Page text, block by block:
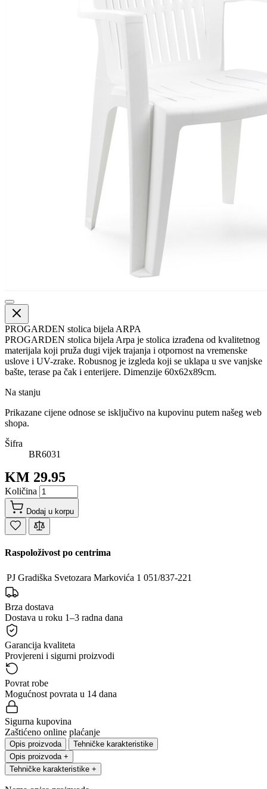
PROGARDEN stolica bijela ARPA
PROGARDEN stolica bijela Arpa je stolica izrađena od kvalitetnog
materijala koji pruža dugi vijek trajanja i otpornost na vremenske
uslove i UV-zrake. Robusnog je izgleda koji se uklapa u sve vanjske
bašte, terase pa čak i enterijere. Dimenzije 60x62x89cm.
Na stanju
Prikazane cijene odnose se isključivo na kupovinu putem našeg web
shopa.
Šifra
BR6031
KM 29.95
Količina
Dodaj u korpu
Raspoloživost po centrima
PJ Gradiška Svetozara Markovića 1 051/837-221
Brza dostava
Dostava u roku 1–3 radna dana
Garancija kvaliteta
Provjereni i sigurni proizvodi
Povrat robe
Mogućnost povrata u 14 dana
Sigurna kupovina
Zaštićeno online plaćanje
Opis proizvoda
Tehničke karakteristike
Opis proizvoda +
Tehničke karakteristike +